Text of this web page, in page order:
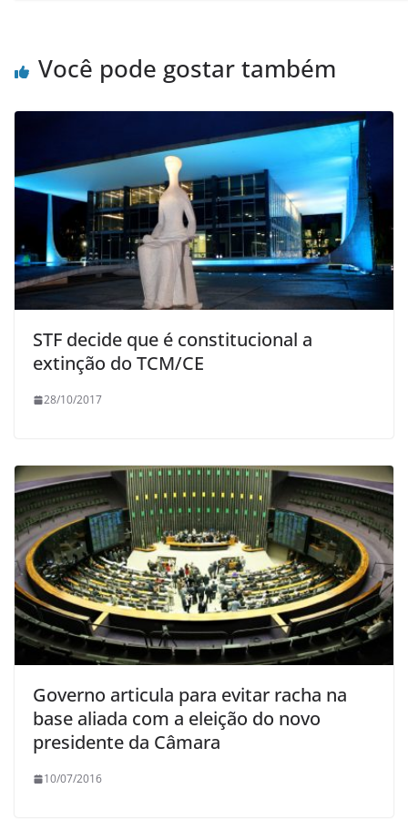
Você pode gostar também
STF decide que é constitucional a
extinção do TCM/CE
28/10/2017
Governo articula para evitar racha na
base aliada com a eleição do novo
presidente da Câmara
10/07/2016